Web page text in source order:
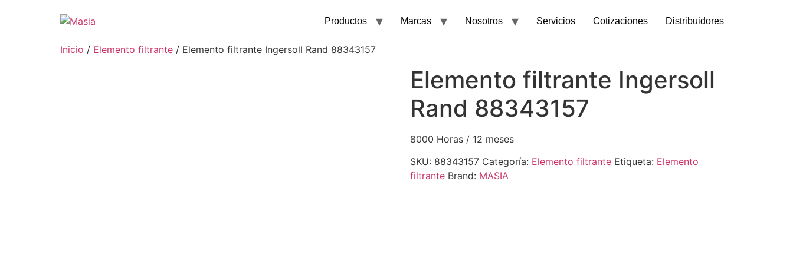
Productos Marcas Nosotros Servicios Cotizaciones Distribuidores
Inicio / Elemento filtrante / Elemento filtrante Ingersoll Rand 88343157
Elemento filtrante Ingersoll
Rand 88343157
8000 Horas / 12 meses
SKU: 88343157 Categoría: Elemento filtrante Etiqueta: Elemento
filtrante Brand: MASIA